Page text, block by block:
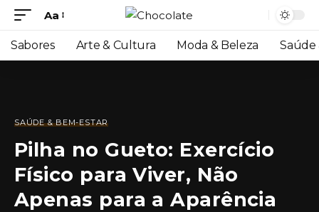
Aa
Sabores Arte & Cultura Moda & Beleza Saúde
SAÚDE & BEM-ESTAR
Pilha no Gueto: Exercício
Físico para Viver, Não
Apenas para a Aparência